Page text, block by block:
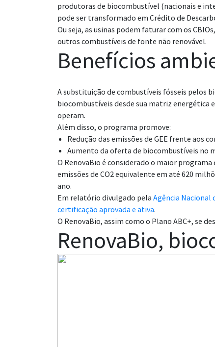
produtoras de biocombustível (nacionais e
pode ser transformado em Crédito de
Ou seja, as usinas podem faturar com os
outros combustíveis de fonte não renovável.
Benefícios
A substituição de combustíveis fósseis pelos
biocombustíveis desde sua matriz energética
operam.
Além disso, o programa promove:
Redução das emissões de GEE frente aos
Aumento da oferta de biocombustíveis no
O RenovaBio é considerado o maior
emissões de CO2 equivalente em até 620
ano.
Em relatório divulgado pela Agência Nacional
certificação aprovada e ativa.
O RenovaBio, assim como o Plano ABC+, se
RenovaBio,